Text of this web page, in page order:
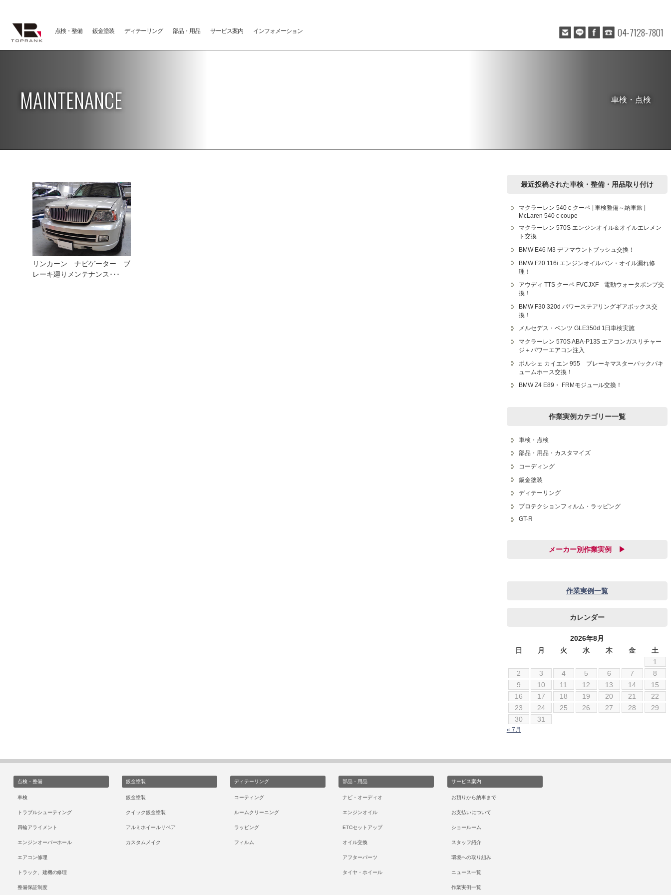
04-7128-7801
点検・整備 鈑金塗装 ディテーリング 部品・用品 サービス案内 インフォメーション
MAINTENANCE 車検・点検
リンカーン ナビゲーター ブ
レーキ廻りメンテナンス･･･
最近投稿された車検・整備・用品取り付け
マクラーレン 540 c クーペ | 車検整備～納車旅 |
McLaren 540 c coupe
マクラーレン 570S エンジンオイル＆オイルエレメン
ト交換
BMW E46 M3 デフマウントブッシュ交換！
BMW F20 116i エンジンオイルパン・オイル漏れ修
理！
アウディ TTS クーペ FVCJXF 電動ウォータポンプ交
換！
BMW F30 320d パワーステアリングギアボックス交
換！
メルセデス・ベンツ GLE350d 1日車検実施
マクラーレン 570S ABA-P13S エアコンガスリチャー
ジ＋パワーエアコン注入
ポルシェ カイエン 955 ブレーキマスターバックバキ
ュームホース交換！
BMW Z4 E89・ FRMモジュール交換！
作業実例カテゴリー一覧
車検・点検
部品・用品・カスタマイズ
コーディング
鈑金塗装
ディテーリング
プロテクションフィルム・ラッピング
GT-R
メーカー別作業実例 ▶
アストンマーチン
いすゞ
ジャガー
スズキ
ダイハツ
テスラ
トヨタ
フィアット
フォード
作業実例一覧
カレンダー
2026年8月
日
月 火 水 木 金
土
1
2
3 4 5 6 7
8
9
10 11 12 13 14
15
16
17 18 19 20 21
22
23
24 25 26 27 28
29
30
31
« 7月
点検・整備
車検
トラブルシューティング
四輪アライメント
エンジンオーバーホール
エアコン修理
トラック、建機の修理
整備保証制度
鈑金塗装
鈑金塗装
クイック鈑金塗装
アルミホイールリペア
カスタムメイク
ディテーリング
コーティング
ルームクリーニング
ラッピング
フィルム
部品・用品
ナビ・オーディオ
エンジンオイル
ETCセットアップ
オイル交換
アフターパーツ
タイヤ・ホイール
サービス案内
お預りから納車まで
お支払いについて
ショールーム
スタッフ紹介
環境への取り組み
ニュース一覧
作業実例一覧